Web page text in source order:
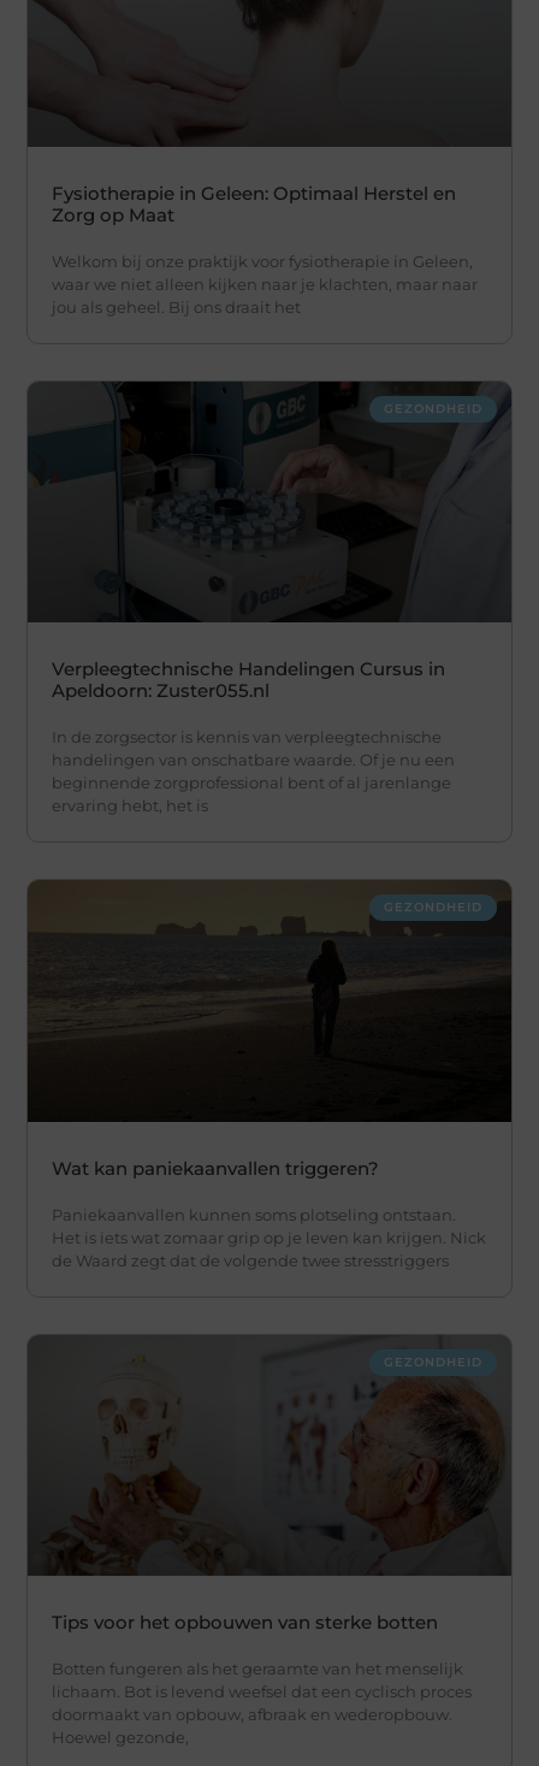
Fysiotherapie in Geleen: Optimaal Herstel en
Zorg op Maat
Welkom bij onze praktijk voor fysiotherapie in Geleen,
waar we niet alleen kijken naar je klachten, maar naar
jou als geheel. Bij ons draait het
GEZONDHEID
Verpleegtechnische Handelingen Cursus in
Apeldoorn: Zuster055.nl
In de zorgsector is kennis van verpleegtechnische
handelingen van onschatbare waarde. Of je nu een
beginnende zorgprofessional bent of al jarenlange
ervaring hebt, het is
GEZONDHEID
Wat kan paniekaanvallen triggeren?
Paniekaanvallen kunnen soms plotseling ontstaan.
Het is iets wat zomaar grip op je leven kan krijgen. Nick
de Waard zegt dat de volgende twee stresstriggers
GEZONDHEID
Tips voor het opbouwen van sterke botten
Botten fungeren als het geraamte van het menselijk
lichaam. Bot is levend weefsel dat een cyclisch proces
doormaakt van opbouw, afbraak en wederopbouw.
Hoewel gezonde,